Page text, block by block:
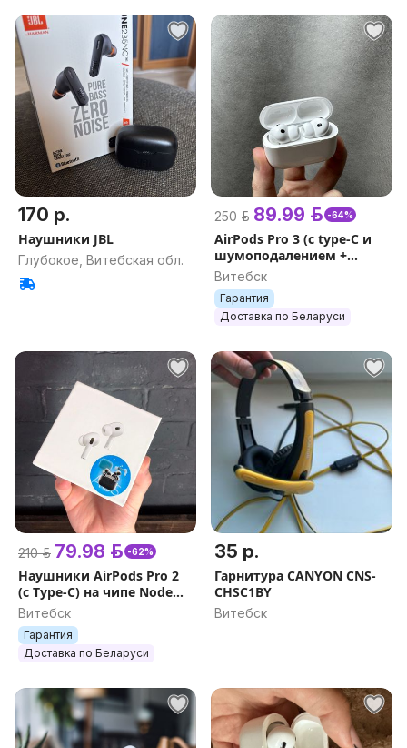
170 р.
Наушники JBL
Глубокое, Витебская обл.
250 р. 89.99 р. -64%
AirPods Pro 3 (с type-C и
шумоподалением +
гарантия 1 год + подарки)
чип FCO Fe3
Витебск
Гарантия
Доставка по Беларуси
210 р. 79.98 р. -62%
Наушники AirPods Pro 2
(с Type-C) на чипе Node
А235 + 365 дней гарантии
Витебск
Гарантия
Доставка по Беларуси
35 р.
Гарнитура CANYON CNS-
CHSC1BY
Витебск